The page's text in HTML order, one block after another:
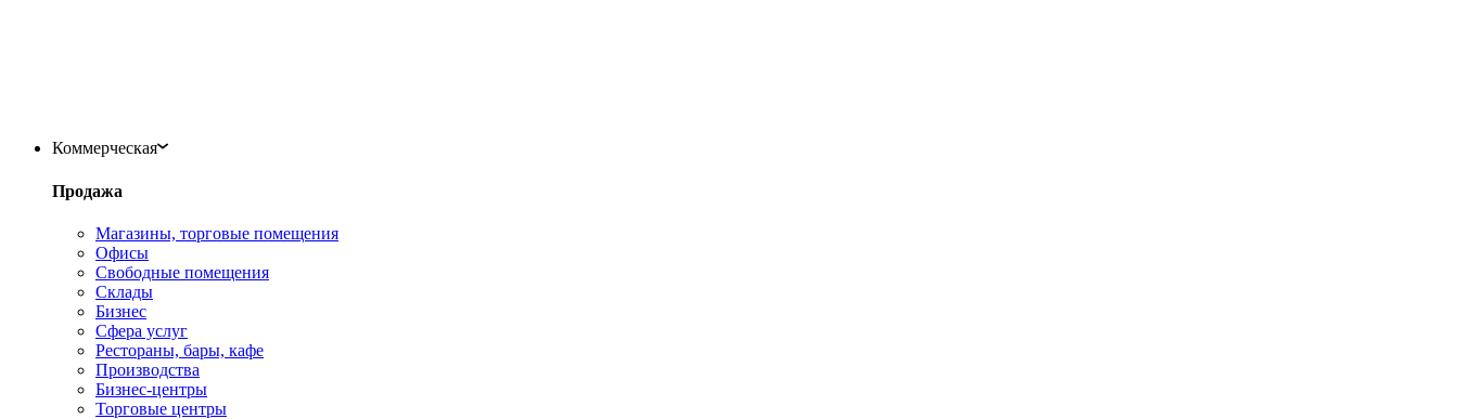
Коммерческая
Продажа
Магазины, торговые помещения
Офисы
Свободные помещения
Склады
Бизнес
Сфера услуг
Рестораны, бары, кафе
Производства
Бизнес-центры
Торговые центры